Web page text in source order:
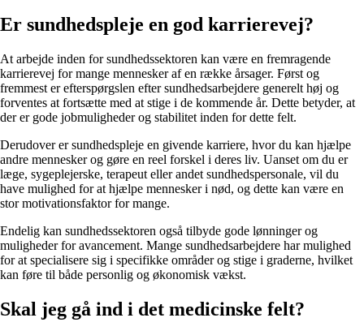
Er sundhedspleje en god karrierevej?
At arbejde inden for sundhedssektoren kan være en fremragende
karrierevej for mange mennesker af en række årsager. Først og
fremmest er efterspørgslen efter sundhedsarbejdere generelt høj og
forventes at fortsætte med at stige i de kommende år. Dette betyder, at
der er gode jobmuligheder og stabilitet inden for dette felt.
Derudover er sundhedspleje en givende karriere, hvor du kan hjælpe
andre mennesker og gøre en reel forskel i deres liv. Uanset om du er
læge, sygeplejerske, terapeut eller andet sundhedspersonale, vil du
have mulighed for at hjælpe mennesker i nød, og dette kan være en
stor motivationsfaktor for mange.
Endelig kan sundhedssektoren også tilbyde gode lønninger og
muligheder for avancement. Mange sundhedsarbejdere har mulighed
for at specialisere sig i specifikke områder og stige i graderne, hvilket
kan føre til både personlig og økonomisk vækst.
Skal jeg gå ind i det medicinske felt?